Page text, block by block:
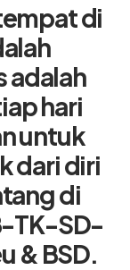
di
adalah
hari
untuk
dari diri
di
TK-SD-
& BSD.